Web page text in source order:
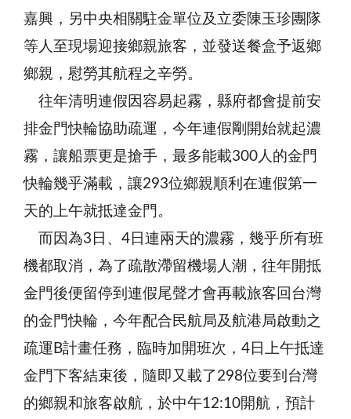
嘉興，另中央相關駐金單位及立委陳玉珍團隊
等人至現場迎接鄉親旅客，並發送餐盒予返鄉
鄉親，慰勞其航程之辛勞。
往年清明連假因容易起霧，縣府都會提前安
排金門快輪協助疏運，今年連假剛開始就起濃
霧，讓船票更是搶手，最多能載300人的金門
快輪幾乎滿載，讓293位鄉親順利在連假第一
天的上午就抵達金門。
而因為3日、4日連兩天的濃霧，幾乎所有班
機都取消，為了疏散滯留機場人潮，往年開抵
金門後便留停到連假尾聲才會再載旅客回台灣
的金門快輪，今年配合民航局及航港局啟動之
疏運B計畫任務，臨時加開班次，4日上午抵達
金門下客結束後，隨即又載了298位要到台灣
的鄉親和旅客啟航，於中午12:10開航，預計